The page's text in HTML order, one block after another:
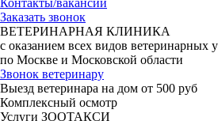
Контакты/вакансии
Заказать звонок
ВЕТЕРИНАРНАЯ КЛИНИКА
с оказанием всех видов ветеринарных
по Москве и Московской области
Звонок ветеринару
Выезд ветеринара на дом от 500 руб
Комплексный осмотр
Услуги ЗООТАКСИ